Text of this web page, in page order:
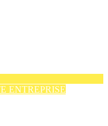
ENTREPRISE